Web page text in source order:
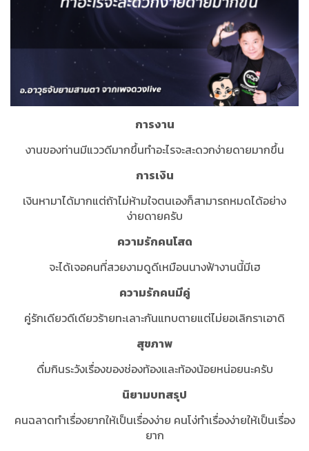
การงาน
งานของท่านมีแววดีมากขึ้นทำอะไรจะสะดวกง่ายดายมากขึ้น
การเงิน
เงินหามาได้มากแต่ถ้าไม่ห้ามใจตนเองก็สามารถหมดได้อย่าง
ง่ายดายครับ
ความรักคนโสด
จะได้เจอคนที่สวยงามดูดีเหมือนนางฟ้างานนี้มีเฮ
ความรักคนมีคู่
คู่รักเดียวดีเดียวร้ายทะเลาะกันแทบตายแต่ไม่ยอเลิกราเอาดิ
สุขภาพ
ดื่มกินระวังเรื่องของช่องท้องและท้องน้อยหน่อยนะครับ
นิยามบทสรุป
คนฉลาดทำเรื่องยากให้เป็นเรื่องง่าย คนโง่ทำเรื่องง่ายให้เป็นเรื่อง
ยาก